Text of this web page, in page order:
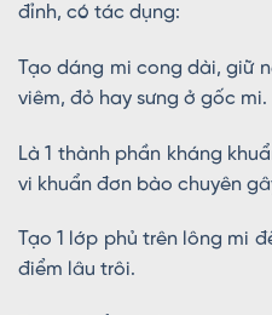
đỉnh, có tác dụng:
Tạo dáng mi cong dài, giữ
viêm, đỏ hay sưng ở gốc mi.
Là 1 thành phần kháng
vi khuẩn đơn bào chuyên
Tạo 1 lớp phủ trên lông mi
điểm lâu trôi.